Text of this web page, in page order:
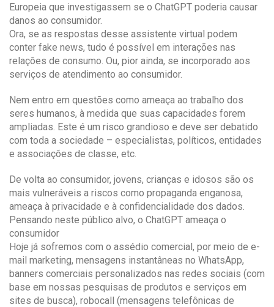
Europeia que investigassem se o ChatGPT poderia causar
danos ao consumidor.
Ora, se as respostas desse assistente virtual podem
conter fake news, tudo é possível em interações nas
relações de consumo. Ou, pior ainda, se incorporado aos
serviços de atendimento ao consumidor.
Nem entro em questões como ameaça ao trabalho dos
seres humanos, à medida que suas capacidades forem
ampliadas. Este é um risco grandioso e deve ser debatido
com toda a sociedade – especialistas, políticos, entidades
e associações de classe, etc.
De volta ao consumidor, jovens, crianças e idosos são os
mais vulneráveis a riscos como propaganda enganosa,
ameaça à privacidade e à confidencialidade dos dados.
Pensando neste público alvo, o ChatGPT ameaça o
consumidor
Hoje já sofremos com o assédio comercial, por meio de e-
mail marketing, mensagens instantâneas no WhatsApp,
banners comerciais personalizados nas redes sociais (com
base em nossas pesquisas de produtos e serviços em
sites de busca), robocall (mensagens telefônicas de